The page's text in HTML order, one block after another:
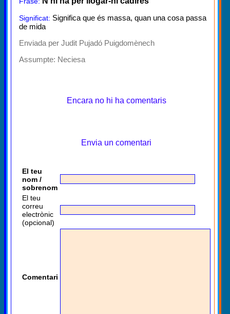
Significat: Significa que és massa, quan una cosa passa
de mida
Enviada per Judit Pujadó Puigdomènech
Assumpte: Neciesa
Encara no hi ha comentaris
Envia un comentari
El teu
nom /
sobrenom
El teu
correu
electrònic
(opcional)
Comentari